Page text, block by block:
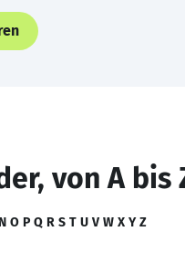
von A bis
N O P Q R S T U V W X Y Z